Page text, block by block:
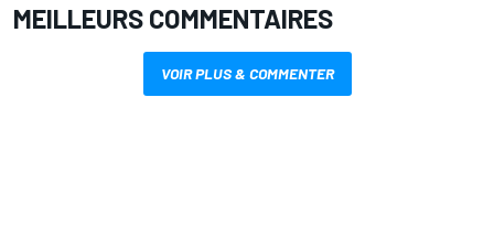
MEILLEURS COMMENTAIRES
VOIR PLUS & COMMENTER